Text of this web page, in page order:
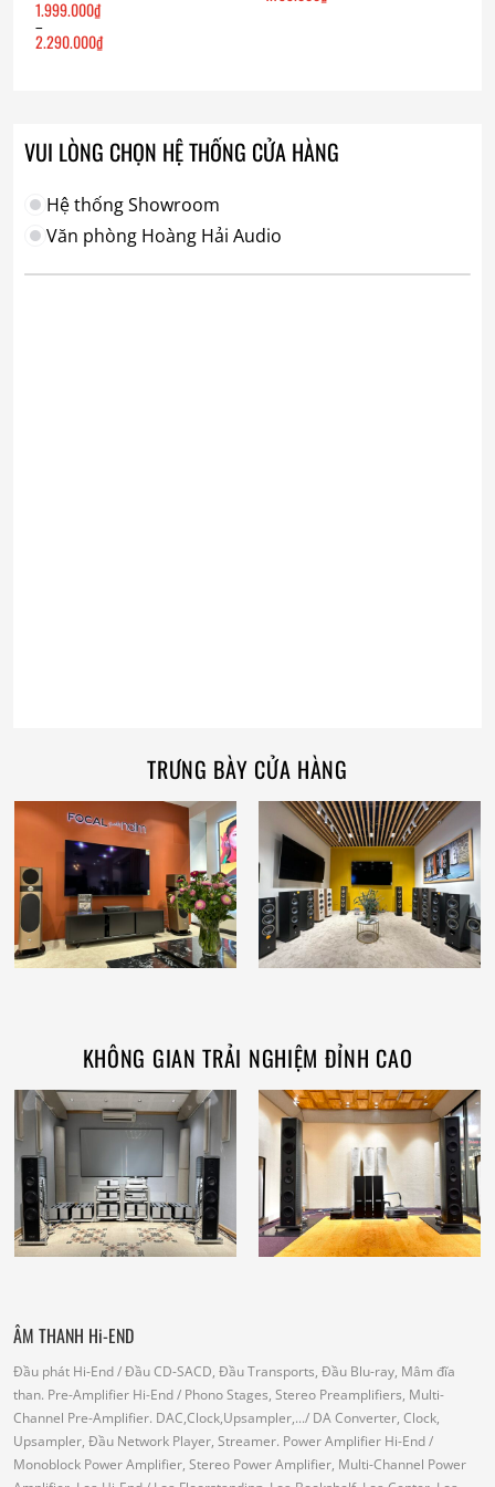
1.999.000₫
–
2.290.000₫
VUI LÒNG CHỌN HỆ THỐNG CỬA HÀNG
Hệ thống Showroom
Văn phòng Hoàng Hải Audio
TRƯNG BÀY CỬA HÀNG
KHÔNG GIAN TRẢI NGHIỆM ĐỈNH CAO
ÂM THANH Hi-END
Đầu phát Hi-End/ Đầu CD-SACD, Đầu Transports, Đầu Blu-ray, Mâm đĩa
than. Pre-Amplifier Hi-End/ Phono Stages, Stereo Preamplifiers, Multi-
Channel Pre-Amplifier. DAC,Clock,Upsampler,.../ DA Converter, Clock,
Upsampler, Đầu Network Player, Streamer. Power Amplifier Hi-End/
Monoblock Power Amplifier, Stereo Power Amplifier, Multi-Channel Power